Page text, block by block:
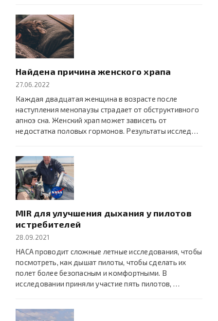
Найдена причина женского храпа
27.06.2022
Каждая двадцатая женщина в возрасте после
наступления менопаузы страдает от обструктивного
апноэ сна. Женский храп может зависеть от
недостатка половых гормонов. Результаты исслед…
MIR для улучшения дыхания у пилотов
истребителей
28.09.2021
НАСА проводит сложные летные исследования, чтобы
посмотреть, как дышат пилоты, чтобы сделать их
полет более безопасным и комфортными. В
исследовании приняли участие пять пилотов, …